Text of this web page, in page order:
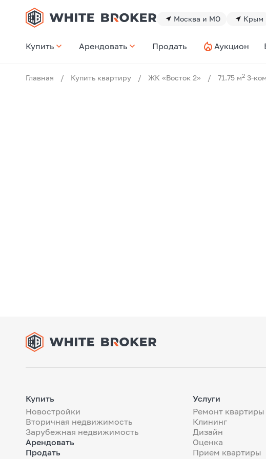
Москва и МО Крым
Купить Арендовать Продать Аукцион
Главная / Купить квартиру / ЖК «Восток 2» / 71.75 м2 3-
Купить
Новостройки
Вторичная недвижимость
Зарубежная недвижимость
Арендовать
Продать
Услуги
Ремонт квартиры
Клининг
Дизайн
Оценка
Прием квартиры